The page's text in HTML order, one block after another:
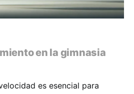
en la gimnasia
es esencial para